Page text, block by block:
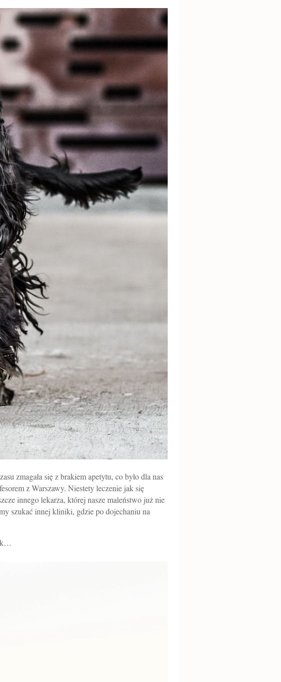
zmagała się z brakiem apetytu, co było dla nas
z Warszawy. Niestety leczenie jak się
innego lekarza, której nasze maleństwo już nie
szukać innej kliniki, gdzie po dojechaniu na